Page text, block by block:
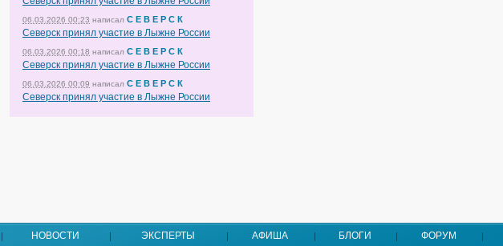
06.03.2026 00:23 написал С Е В Е Р С К
Северск принял участие в Лыжне России
06.03.2026 00:18 написал С Е В Е Р С К
Северск принял участие в Лыжне России
06.03.2026 00:09 написал С Е В Е Р С К
Северск принял участие в Лыжне России
НОВОСТИ ЭКСПЕРТЫ АФИША БЛОГИ ФОРУМ